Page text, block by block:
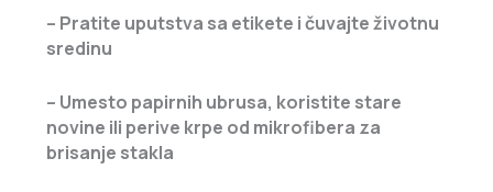
– Pratite uputstva sa etikete i čuvajte životnu
sredinu
– Umesto papirnih ubrusa, koristite stare
novine ili perive krpe od mikrofibera za
brisanje stakla